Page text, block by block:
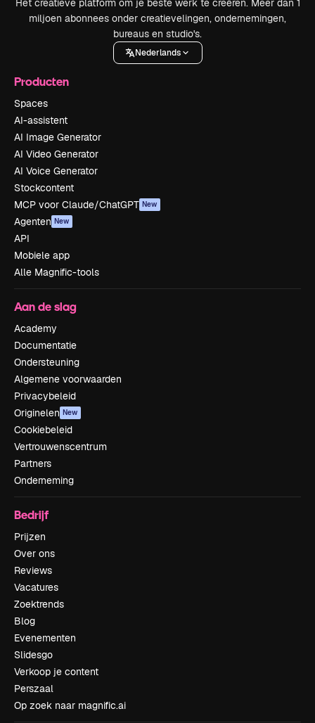
Het creatieve platform om je beste werk te creëren. Meer dan 1
miljoen abonnees onder creatievelingen, ondernemingen,
bureaus en studio's.
Nederlands
Producten
Spaces
AI-assistent
AI Image Generator
AI Video Generator
AI Voice Generator
Stockcontent
MCP voor Claude/ChatGPT New
Agenten New
API
Mobiele app
Alle Magnific-tools
Aan de slag
Academy
Documentatie
Ondersteuning
Algemene voorwaarden
Privacybeleid
Originelen New
Cookiebeleid
Vertrouwenscentrum
Partners
Onderneming
Bedrijf
Prijzen
Over ons
Reviews
Vacatures
Zoektrends
Blog
Evenementen
Slidesgo
Verkoop je content
Perszaal
Op zoek naar magnific.ai